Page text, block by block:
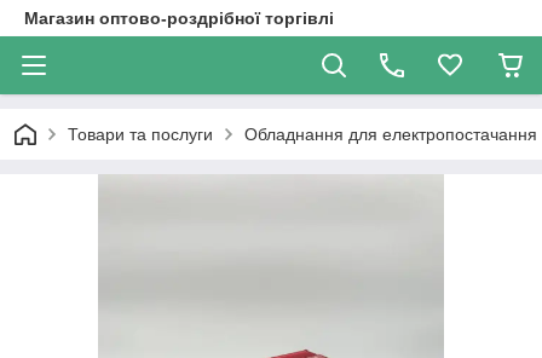
Магазин оптово-роздрібної торгівлі
Товари та послуги Обладнання для електропостачання